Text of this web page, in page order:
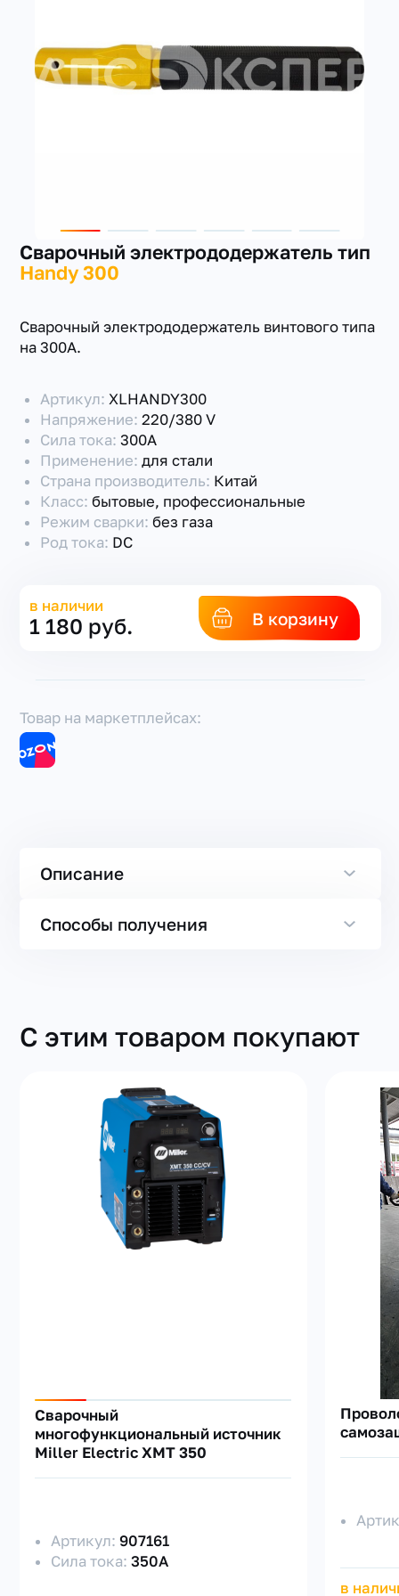
Сварочный электрододержатель тип
Handy 300
Сварочный электрододержатель винтового типа
на 300А.
Артикул:XLHANDY300
Напряжение:220/380 V
Сила тока:300А
Применение:для стали
Страна производитель: Китай
Класс:бытовые, профессиональные
Режим сварки:без газа
Род тока: DC
Товар на маркетплейсах:
в наличии
1 180 руб. В корзину
Описание
Способы получения
С этим товаром покупают
Сварочный
многофункциональный источник
Miller Electric XMT 350
Артикул:907161
Сила тока:350А
в